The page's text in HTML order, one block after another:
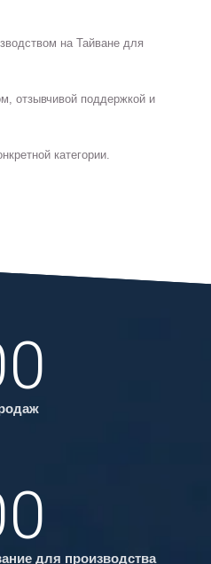
на Тайване для
отзывчивой поддержкой и
категории.
для производства